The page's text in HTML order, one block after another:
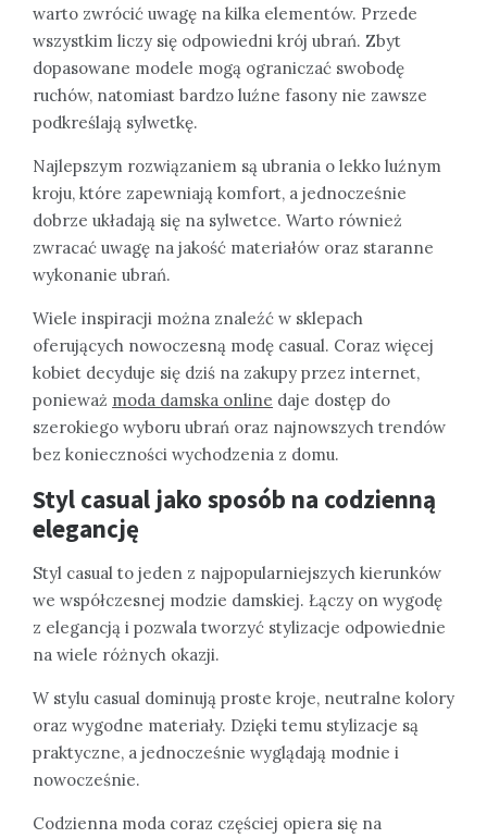
warto zwrócić uwagę na kilka elementów. Przede
wszystkim liczy się odpowiedni krój ubrań. Zbyt
dopasowane modele mogą ograniczać swobodę
ruchów, natomiast bardzo luźne fasony nie zawsze
podkreślają sylwetkę.
Najlepszym rozwiązaniem są ubrania o lekko luźnym
kroju, które zapewniają komfort, a jednocześnie
dobrze układają się na sylwetce. Warto również
zwracać uwagę na jakość materiałów oraz staranne
wykonanie ubrań.
Wiele inspiracji można znaleźć w sklepach
oferujących nowoczesną modę casual. Coraz więcej
kobiet decyduje się dziś na zakupy przez internet,
ponieważ moda damska online daje dostęp do
szerokiego wyboru ubrań oraz najnowszych trendów
bez konieczności wychodzenia z domu.
Styl casual jako sposób na codzienną
elegancję
Styl casual to jeden z najpopularniejszych kierunków
we współczesnej modzie damskiej. Łączy on wygodę
z elegancją i pozwala tworzyć stylizacje odpowiednie
na wiele różnych okazji.
W stylu casual dominują proste kroje, neutralne kolory
oraz wygodne materiały. Dzięki temu stylizacje są
praktyczne, a jednocześnie wyglądają modnie i
nowocześnie.
Codzienna moda coraz częściej opiera się na